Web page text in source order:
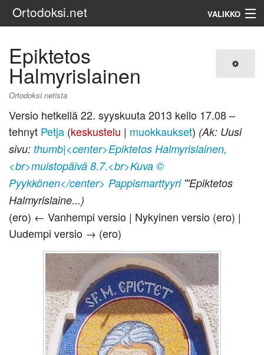
Ortodoksi.net VALIKKO
Haku
Epiktetos
Halmyrislainen
Ortodoksi.netista
Versio hetkellä 22. syyskuuta 2013 kello 17.08 –
tehnyt Petja (keskustelu | muokkaukset) (Ak: Uusi
sivu: thumb|<center>Epiktetos Halmyrislainen,
<br>muistopäivä 8.7.<br>Kuva ©
Pyykkönen</center> Pappismarttyyri'''Epiktetos
Halmyrislaine...)
(ero) ← Vanhempi versio | Nykyinen versio (ero) |
Uudempi versio → (ero)